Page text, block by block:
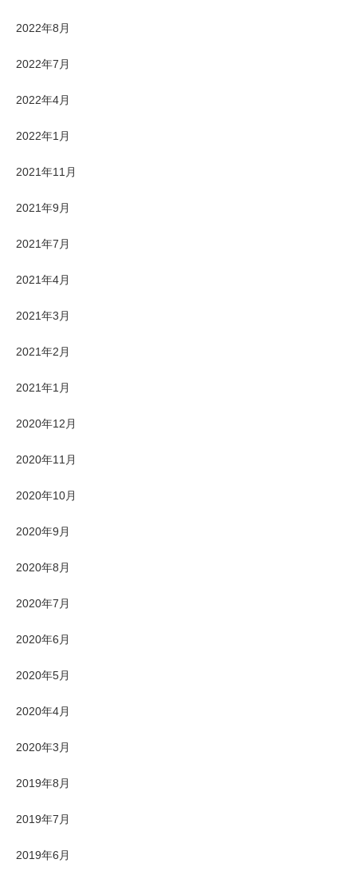
2022年8月
2022年7月
2022年4月
2022年1月
2021年11月
2021年9月
2021年7月
2021年4月
2021年3月
2021年2月
2021年1月
2020年12月
2020年11月
2020年10月
2020年9月
2020年8月
2020年7月
2020年6月
2020年5月
2020年4月
2020年3月
2019年8月
2019年7月
2019年6月